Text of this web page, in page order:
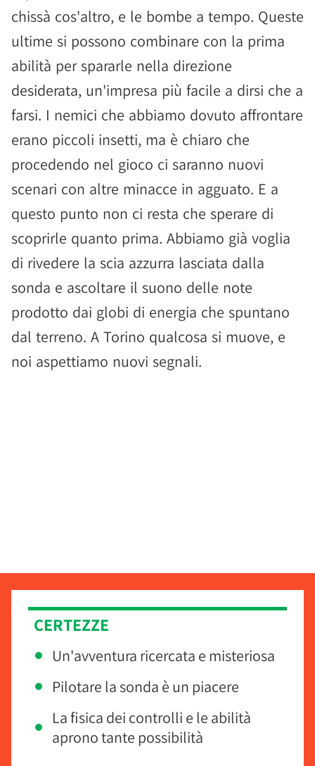
chissà cos'altro, e le bombe a tempo. Queste
ultime si possono combinare con la prima
abilità per spararle nella direzione
desiderata, un'impresa più facile a dirsi che a
farsi. I nemici che abbiamo dovuto affrontare
erano piccoli insetti, ma è chiaro che
procedendo nel gioco ci saranno nuovi
scenari con altre minacce in agguato. E a
questo punto non ci resta che sperare di
scoprirle quanto prima. Abbiamo già voglia
di rivedere la scia azzurra lasciata dalla
sonda e ascoltare il suono delle note
prodotto dai globi di energia che spuntano
dal terreno. A Torino qualcosa si muove, e
noi aspettiamo nuovi segnali.
CERTEZZE
Un'avventura ricercata e misteriosa
Pilotare la sonda è un piacere
La fisica dei controlli e le abilità
aprono tante possibilità